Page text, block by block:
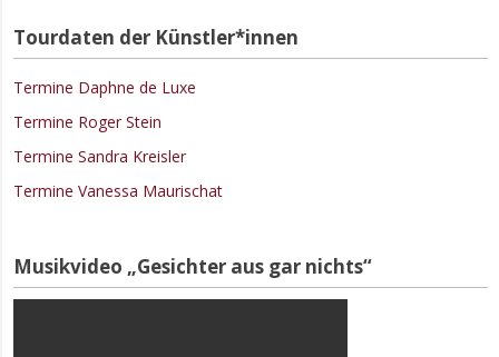
Tourdaten der Künstler*innen
Termine Daphne de Luxe
Termine Roger Stein
Termine Sandra Kreisler
Termine Vanessa Maurischat
Musikvideo „Gesichter aus gar nichts“